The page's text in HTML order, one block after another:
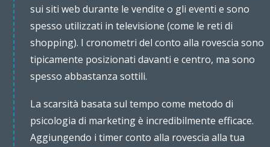
sui siti web durante le vendite o gli eventi e sono
spesso utilizzati in televisione (come le reti di
shopping). I cronometri del conto alla rovescia sono
tipicamente posizionati davanti e centro, ma sono
spesso abbastanza sottili.
La scarsità basata sul tempo come metodo di
psicologia di marketing è incredibilmente efficace.
Aggiungendo i timer conto alla rovescia alla tua